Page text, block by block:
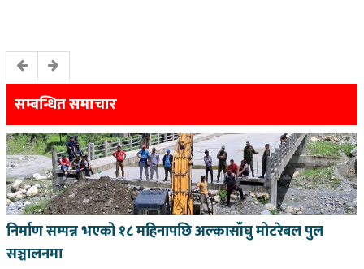
सम्बन्धित समाचार
निर्माण सम्पन्न भएको १८ महिनापछि अल्कासाँघु मोटरेबल पुल
सञ्चालनमा